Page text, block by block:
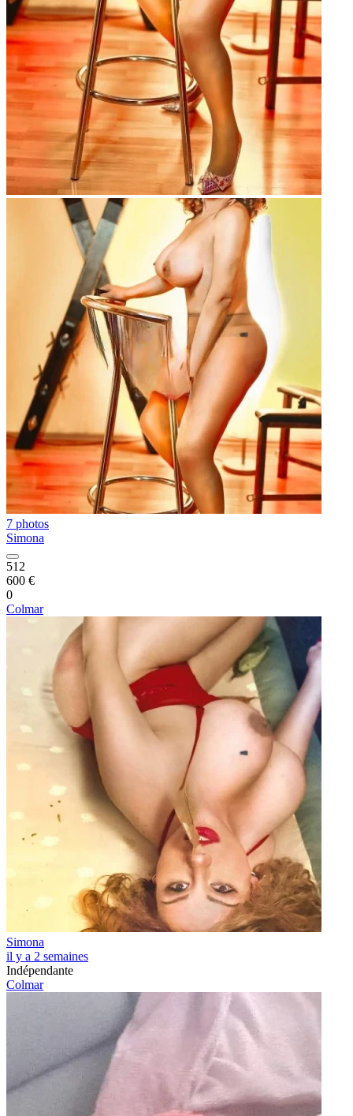
7 photos
Simona
512
600 €
0
Colmar
Simona
il y a 2 semaines
Indépendante
Colmar